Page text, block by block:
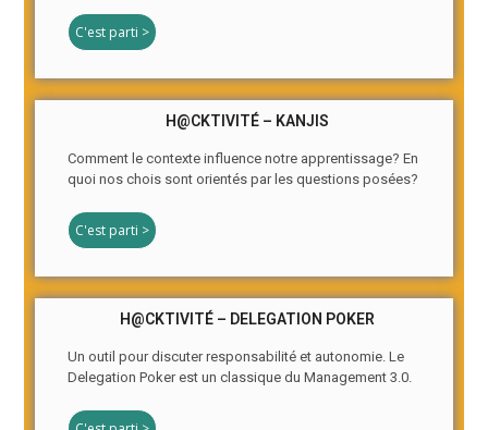
C'est parti >
H@CKTIVITÉ – KANJIS
Comment le contexte influence notre apprentissage? En
quoi nos chois sont orientés par les questions posées?
C'est parti >
H@CKTIVITÉ – DELEGATION POKER
Un outil pour discuter responsabilité et autonomie. Le
Delegation Poker est un classique du Management 3.0.